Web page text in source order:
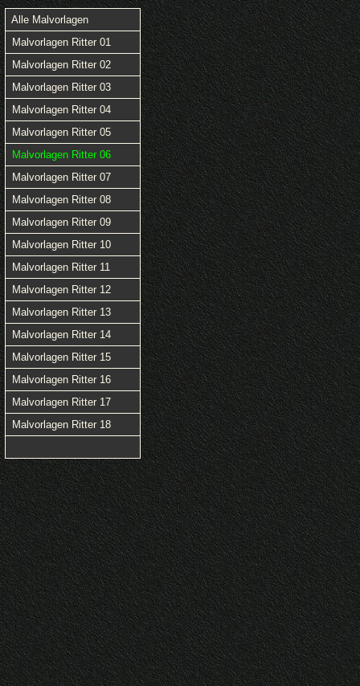
Alle Malvorlagen
Malvorlagen Ritter 01
Malvorlagen Ritter 02
Malvorlagen Ritter 03
Malvorlagen Ritter 04
Malvorlagen Ritter 05
Malvorlagen Ritter 06
Malvorlagen Ritter 07
Malvorlagen Ritter 08
Malvorlagen Ritter 09
Malvorlagen Ritter 10
Malvorlagen Ritter 11
Malvorlagen Ritter 12
Malvorlagen Ritter 13
Malvorlagen Ritter 14
Malvorlagen Ritter 15
Malvorlagen Ritter 16
Malvorlagen Ritter 17
Malvorlagen Ritter 18